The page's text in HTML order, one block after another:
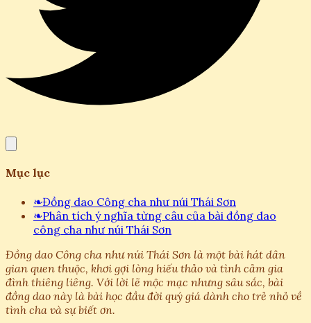
Mục lục
❧Đồng dao Công cha như núi Thái Sơn
❧Phân tích ý nghĩa từng câu của bài đồng dao
công cha như núi Thái Sơn
Đồng dao Công cha như núi Thái Sơn là một bài hát dân
gian quen thuộc, khơi gợi lòng hiếu thảo và tình cảm gia
đình thiêng liêng. Với lời lẽ mộc mạc nhưng sâu sắc, bài
đồng dao này là bài học đầu đời quý giá dành cho trẻ nhỏ về
tình cha và sự biết ơn.